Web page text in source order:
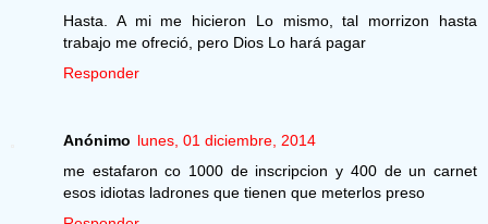
Hasta. A mi me hicieron Lo mismo, tal morrizon hasta
trabajo me ofreció, pero Dios Lo hará pagar
Responder
Anónimo lunes, 01 diciembre, 2014
me estafaron co 1000 de inscripcion y 400 de un carnet
esos idiotas ladrones que tienen que meterlos preso